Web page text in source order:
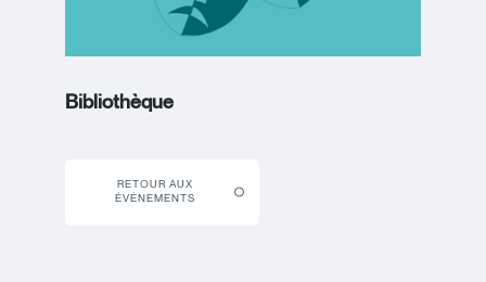
Bibliothèque
RETOUR AUX
ÉVÉNEMENTS